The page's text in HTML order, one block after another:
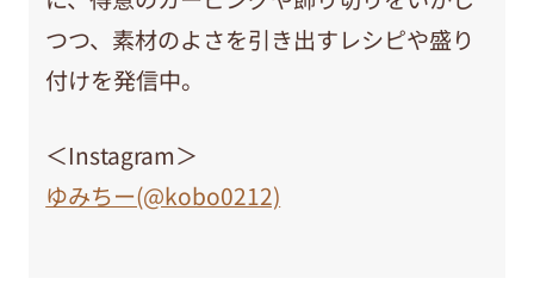
つつ、素材のよさを引き出すレシピや盛り
付けを発信中。
＜Instagram＞
ゆみちー(@kobo0212)